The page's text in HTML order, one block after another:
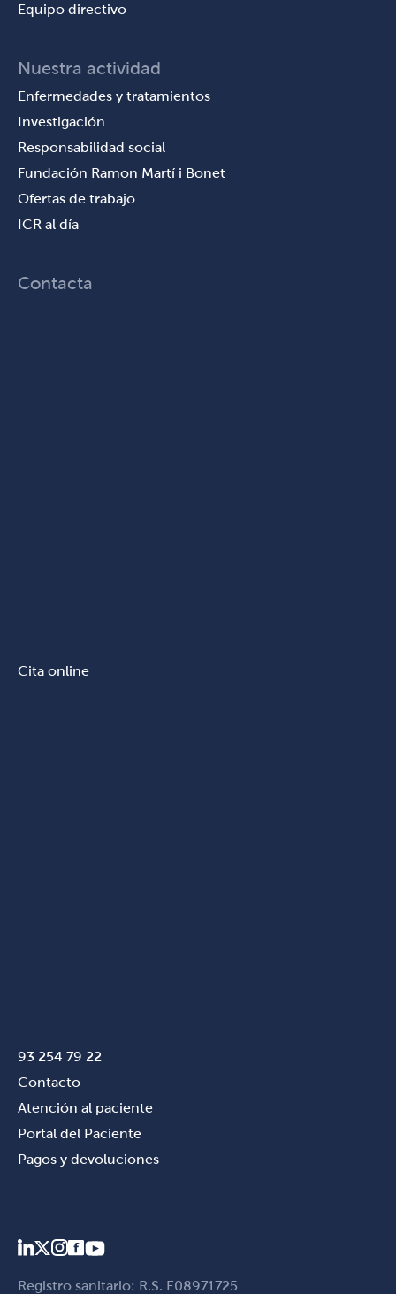
Equipo directivo
Nuestra actividad
Enfermedades y tratamientos
Investigación
Responsabilidad social
Fundación Ramon Martí i Bonet
Ofertas de trabajo
ICR al día
Contacta
Cita online
93 254 79 22
Contacto
Atención al paciente
Portal del Paciente
Pagos y devoluciones
Registro sanitario: R.S. E08971725